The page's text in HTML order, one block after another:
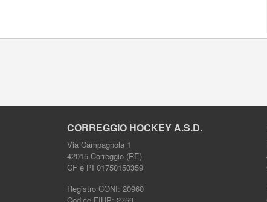
CORREGGIO HOCKEY A.S.D.
Via Campagnola 1
42015 Correggio (RE)
CF e PI 01750150359
Registro CONI: 20960